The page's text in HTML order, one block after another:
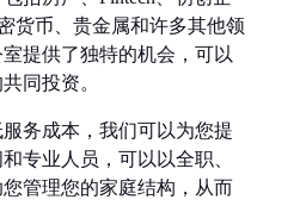
密货币、贵金属和许多其他领
提供了独特的机会，可以
同投资。
务成本，我们可以为您提
专业人员，可以以全职、
管理您的家庭结构，从而